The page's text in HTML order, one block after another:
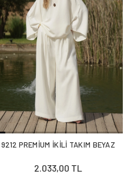
9212 PREMİUM İKİLİ TAKIM BEYAZ
2.033,00 TL